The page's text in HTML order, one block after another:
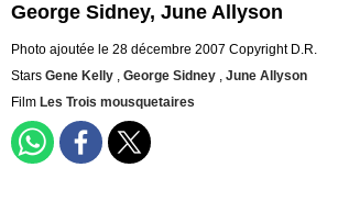
George Sidney, June Allyson
Photo ajoutée le 28 décembre 2007 Copyright D.R.
Stars Gene Kelly , George Sidney , June Allyson
Film Les Trois mousquetaires